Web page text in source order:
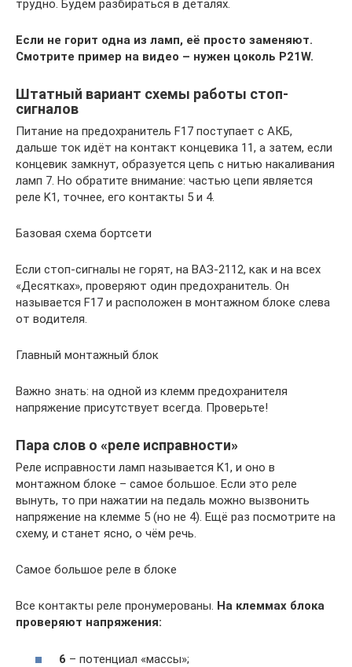
трудно. Будем разбираться в деталях.
Если не горит одна из ламп, её просто заменяют.
Смотрите пример на видео – нужен цоколь P21W.
Штатный вариант схемы работы стоп-
сигналов
Питание на предохранитель F17 поступает с АКБ,
дальше ток идёт на контакт концевика 11, а затем, если
концевик замкнут, образуется цепь с нитью накаливания
ламп 7. Но обратите внимание: частью цепи является
реле K1, точнее, его контакты 5 и 4.
Базовая схема бортсети
Если стоп-сигналы не горят, на ВАЗ-2112, как и на всех
«Десятках», проверяют один предохранитель. Он
называется F17 и расположен в монтажном блоке слева
от водителя.
Главный монтажный блок
Важно знать: на одной из клемм предохранителя
напряжение присутствует всегда. Проверьте!
Пара слов о «реле исправности»
Реле исправности ламп называется K1, и оно в
монтажном блоке – самое большое. Если это реле
вынуть, то при нажатии на педаль можно вызвонить
напряжение на клемме 5 (но не 4). Ещё раз посмотрите на
схему, и станет ясно, о чём речь.
Самое большое реле в блоке
Все контакты реле пронумерованы. На клеммах блока
проверяют напряжения:
6 – потенциал «массы»;